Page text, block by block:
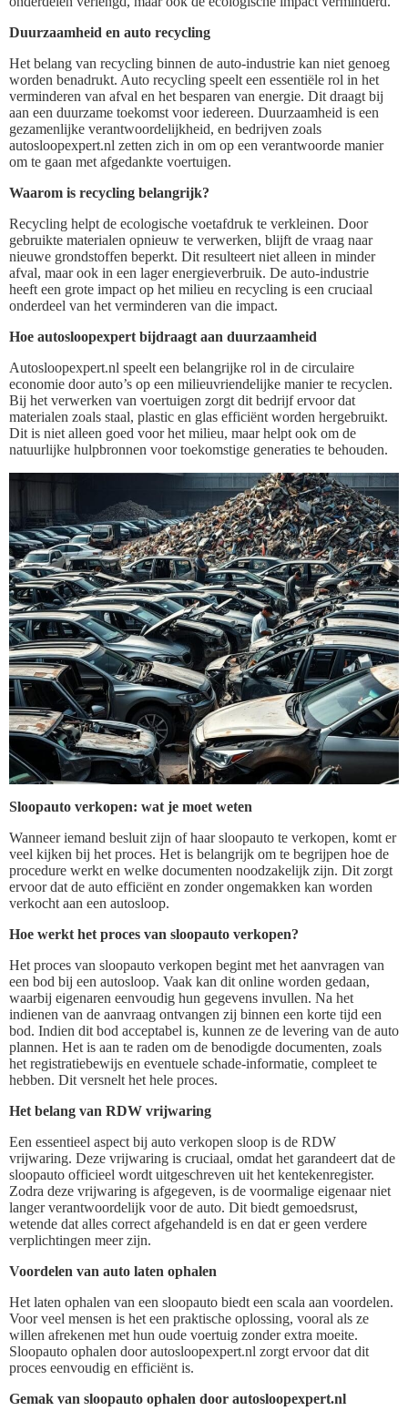
Duurzaamheid en auto recycling
Het belang van recycling binnen de auto-industrie kan niet genoeg
worden benadrukt. Auto recycling speelt een essentiële rol in het
verminderen van afval en het besparen van energie. Dit draagt bij
aan een duurzame toekomst voor iedereen. Duurzaamheid is een
gezamenlijke verantwoordelijkheid, en bedrijven zoals
autosloopexpert.nl zetten zich in om op een verantwoorde manier
om te gaan met afgedankte voertuigen.
Waarom is recycling belangrijk?
Recycling helpt de ecologische voetafdruk te verkleinen. Door
gebruikte materialen opnieuw te verwerken, blijft de vraag naar
nieuwe grondstoffen beperkt. Dit resulteert niet alleen in minder
afval, maar ook in een lager energieverbruik. De auto-industrie
heeft een grote impact op het milieu en recycling is een cruciaal
onderdeel van het verminderen van die impact.
Hoe autosloopexpert bijdraagt aan duurzaamheid
Autosloopexpert.nl speelt een belangrijke rol in de circulaire
economie door auto’s op een milieuvriendelijke manier te recyclen.
Bij het verwerken van voertuigen zorgt dit bedrijf ervoor dat
materialen zoals staal, plastic en glas efficiënt worden hergebruikt.
Dit is niet alleen goed voor het milieu, maar helpt ook om de
natuurlijke hulpbronnen voor toekomstige generaties te behouden.
Sloopauto verkopen: wat je moet weten
Wanneer iemand besluit zijn of haar sloopauto te verkopen, komt er
veel kijken bij het proces. Het is belangrijk om te begrijpen hoe de
procedure werkt en welke documenten noodzakelijk zijn. Dit zorgt
ervoor dat de auto efficiënt en zonder ongemakken kan worden
verkocht aan een autosloop.
Hoe werkt het proces van sloopauto verkopen?
Het proces van sloopauto verkopen begint met het aanvragen van
een bod bij een autosloop. Vaak kan dit online worden gedaan,
waarbij eigenaren eenvoudig hun gegevens invullen. Na het
indienen van de aanvraag ontvangen zij binnen een korte tijd een
bod. Indien dit bod acceptabel is, kunnen ze de levering van de auto
plannen. Het is aan te raden om de benodigde documenten, zoals
het registratiebewijs en eventuele schade-informatie, compleet te
hebben. Dit versnelt het hele proces.
Het belang van RDW vrijwaring
Een essentieel aspect bij auto verkopen sloop is de RDW
vrijwaring. Deze vrijwaring is cruciaal, omdat het garandeert dat de
sloopauto officieel wordt uitgeschreven uit het kentekenregister.
Zodra deze vrijwaring is afgegeven, is de voormalige eigenaar niet
langer verantwoordelijk voor de auto. Dit biedt gemoedsrust,
wetende dat alles correct afgehandeld is en dat er geen verdere
verplichtingen meer zijn.
Voordelen van auto laten ophalen
Het laten ophalen van een sloopauto biedt een scala aan voordelen.
Voor veel mensen is het een praktische oplossing, vooral als ze
willen afrekenen met hun oude voertuig zonder extra moeite.
Sloopauto ophalen door autosloopexpert.nl zorgt ervoor dat dit
proces eenvoudig en efficiënt is.
Gemak van sloopauto ophalen door autosloopexpert.nl